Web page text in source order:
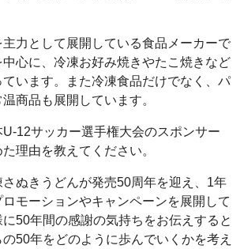
力として展開している食品メーカーで
心に、冷凍お好み焼きやたこ焼きなど
います。また冷凍食品だけでなく、パ
商品も展開しています。
12サッカー選手権大会のスポンサー
理由を教えてください。
ぬきうどんが発売50周年を迎え、1年
モーションやキャンペーンを展開して
50年間の感謝の気持ちをお伝えすると
50年をどのように歩んでいくかを考え